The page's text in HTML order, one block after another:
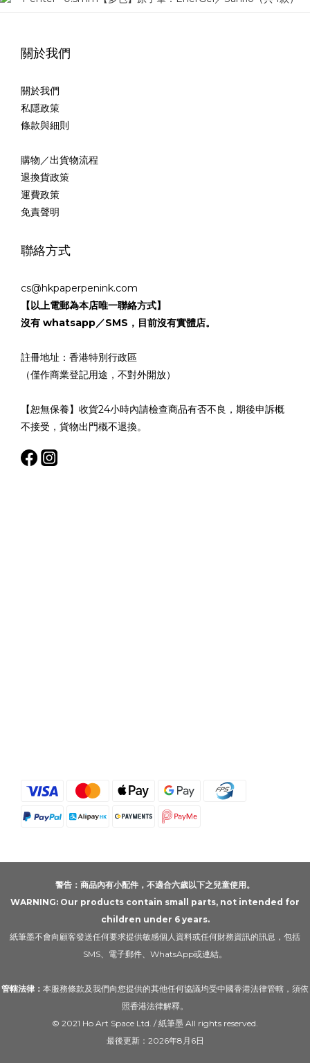
關於我們
關於我們
私隱政策
條款與細則
購物／出貨物流程
退換貨政策
運費政策
免責聲明
聯絡方式
cs@hkpaperpenink.com
【以上電郵為本店唯一聯絡方式】
沒有 whatsapp／SMS，目前沒有實體店。
註冊地址：香港特別行政區
（僅作商業登記用途，不對外開放）
【恕無保養】收貨24小時內請檢查商品有否不良，期後申訴概
不接受，貨物出門概不退換。
警告：商品內有小配件，不適合六歲以下之兒童使用。
WARNING: Our products contain small parts, not intended for
children under 6 years.
紙筆墨不會向顧客發送任何要求提供敏感個人資料或任何財務資訊的訊息，包括
SMS、電子郵件、WhatsApp或連結。
管轄法律： 本服務條款及我們向您提供的其他任何協議均受中國香港法律管轄，須依
照香港法律解釋。
© 2021 Ho Art Space Ltd. / 紙筆墨 All rights reserved.
最後更新：2026年8月6日